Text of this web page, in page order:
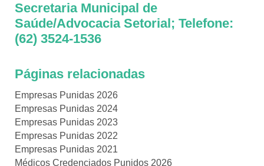
Secretaria Municipal de
Saúde/Advocacia Setorial; Telefone:
(62) 3524-1536
Páginas relacionadas
Empresas Punidas 2026
Empresas Punidas 2024
Empresas Punidas 2023
Empresas Punidas 2022
Empresas Punidas 2021
Médicos Credenciados Punidos 2026